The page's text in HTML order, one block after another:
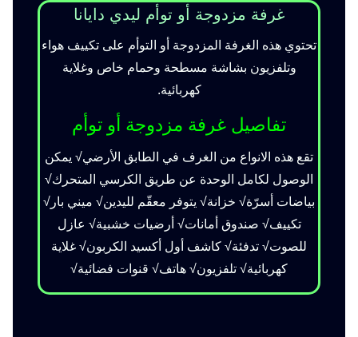
غرفة مزدوجة أو توأم ليدي دايانا
تحتوي هذه الغرفة المزدوجة أو التوأم على تكييف هواء
وتلفزيون بشاشة مسطحة وحمام خاص وغلاية
كهربائية.
تفاصيل غرفة مزدوجة أو توأم
تقع هذه الانواع من الغرف في الطابق الأرضي√ يمكن
الوصول لكامل الوحدة عن طريق الكرسي المتحرك√
بياضات أسرّة√ خزانة√ يتوفر معقّم لليدين√ ميني بار√
تكييف√ صندوق أمانات√ أرضيات خشبية√ عازل
للصوت√ تدفئة√ كاشف أول أكسيد الكربون√ غلاية
كهربائية√ تلفزيون√ هاتف√ قنوات فضائية√